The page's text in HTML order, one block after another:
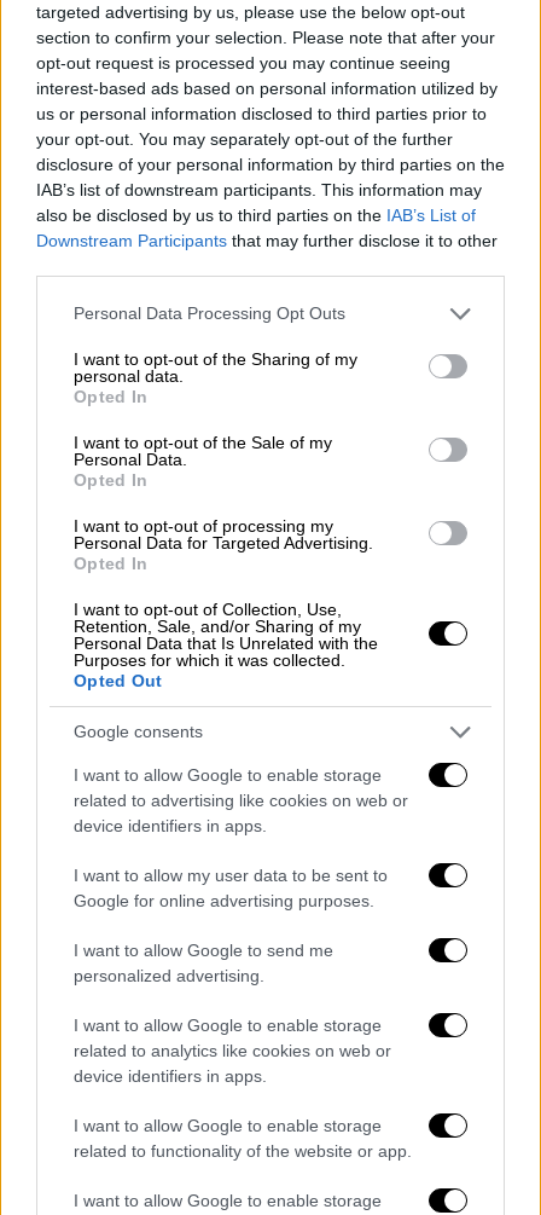
targeted advertising by us, please use the below opt-out
section to confirm your selection. Please note that after your
opt-out request is processed you may continue seeing
interest-based ads based on personal information utilized by
us or personal information disclosed to third parties prior to
your opt-out. You may separately opt-out of the further
disclosure of your personal information by third parties on the
IAB’s list of downstream participants. This information may
also be disclosed by us to third parties on the IAB’s List of
Downstream Participants that may further disclose it to other
Please note that this website/app uses one or more Google
not limited to your visit or usage behaviour. You may click to
grant or deny consent to Google and its third-party tags to
use your data for below specified purposes in below Google
consent section.
Personal Data Processing Opt Outs
I want to opt-out of the Sharing of my
personal data.
Opted In
I want to opt-out of the Sale of my
Personal Data.
Opted In
I want to opt-out of processing my
Personal Data for Targeted Advertising.
Opted In
I want to opt-out of Collection, Use,
Retention, Sale, and/or Sharing of my
Personal Data that Is Unrelated with the
Purposes for which it was collected.
Opted Out
Google consents
I want to allow Google to enable storage
related to advertising like cookies on web or
device identifiers in apps.
I want to allow my user data to be sent to
Google for online advertising purposes.
I want to allow Google to send me
personalized advertising.
I want to allow Google to enable storage
related to analytics like cookies on web or
device identifiers in apps.
I want to allow Google to enable storage
related to functionality of the website or app.
I want to allow Google to enable storage
Πολιτισμός| 09.12.2019 22:07
Υπουργείο Πολιτισμού: Δίνει 4 εκατ.
ευρώ για έκτακτες επιχορηγήσεις
Εθνικό Μουσείο Σύγχρονης Τέχνης, Εθνικό
Θέατρο, Εθνική Λυρική Σκηνή και Μέγαρο
Μουσικής Αθηνών ενισχύονται οικονομικά
Θέατρο|21.08.2019 21:25
Αυτά είναι τα θεατρικά σχήματα που θα
λάβουν επιχορήγηση
Το ποσό του 1 εκατομμυρίου ευρώ θα
μοιραστούν 64 θεατρικά σχήματα του
ελεύθερου θεάτρου τα οποία επιλέχθηκαν
από τις 131 συνολικά αιτήσεις που
κατατέθηκαν.